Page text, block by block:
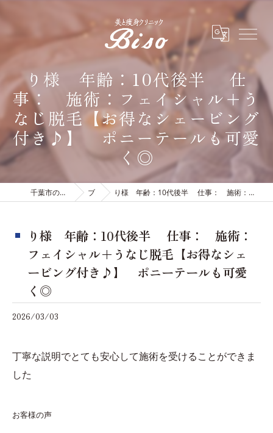
り様 年齢：10代後半 仕
事： 施術：フェイシャル＋う
なじ脱毛【お得なシェービング
付き♪】 ポニーテールも可愛
く◎
千葉市のエステは有限会社ビソウ ブログ り様 年齢：10代後半 仕事： 施術：フェイシャル＋うなじ脱毛【お得なシェービング付き♪】 ポニーテールも可愛く◎
り様 年齢：10代後半 仕事： 施術：
フェイシャル＋うなじ脱毛【お得なシェ
ービング付き♪】 ポニーテールも可愛
く◎
2026/03/03
丁寧な説明でとても安心して施術を受けることができま
した
お客様の声